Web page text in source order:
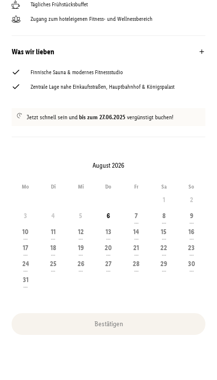
Tägliches Frühstücksbuffet
Zugang zum hoteleigenen Fitness- und Wellnessbereich
Was wir lieben
Finnische Sauna & modernes Fitnessstudio
Zentrale Lage nahe Einkaufsstraßen, Hauptbahnhof & Königspalast
Jetzt schnell sein und bis zum 27.06.2025 vergünstigt buchen!
August 2026
Mo Di Mi Do Fr Sa So
1
2
3
4 5 6 7
---
8
---
9
---
10
---
11
---
12
---
13
---
14
---
15
---
16
---
17
---
18
---
19
---
20
---
21
---
22
---
23
---
24
---
25
---
26
---
27
---
28
---
29
---
30
---
31
---
Bestätigen